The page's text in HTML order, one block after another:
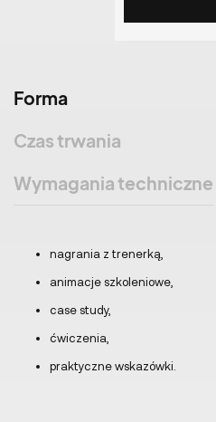
Forma
Czas trwania
Wymagania techniczne
nagrania z trenerką,
animacje szkoleniowe,
case study,
ćwiczenia,
praktyczne wskazówki.